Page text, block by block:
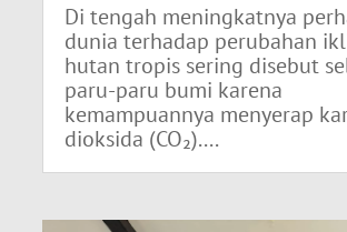
Di tengah meningkatnya
dunia terhadap perubahan
hutan tropis sering disebut
paru-paru bumi karena
kemampuannya menyerap
dioksida (CO₂)....